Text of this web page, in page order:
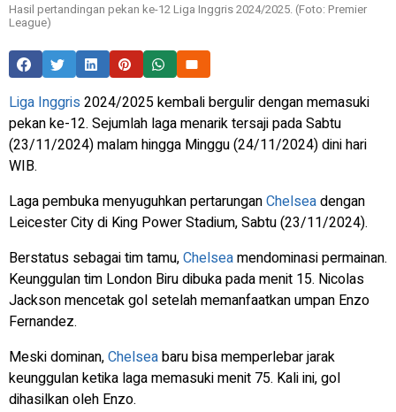
Hasil pertandingan pekan ke-12 Liga Inggris 2024/2025. (Foto: Premier
League)
Liga Inggris 2024/2025 kembali bergulir dengan memasuki
pekan ke-12. Sejumlah laga menarik tersaji pada Sabtu
(23/11/2024) malam hingga Minggu (24/11/2024) dini hari
WIB.
Laga pembuka menyuguhkan pertarunganChelseadengan
Leicester City di King Power Stadium, Sabtu (23/11/2024).
Berstatus sebagai tim tamu,Chelseamendominasi permainan.
Keunggulan tim London Biru dibuka pada menit 15. Nicolas
Jackson mencetak gol setelah memanfaatkan umpan Enzo
Fernandez.
Meski dominan,Chelseabaru bisa memperlebar jarak
keunggulan ketika laga memasuki menit 75. Kali ini, gol
dihasilkan oleh Enzo.